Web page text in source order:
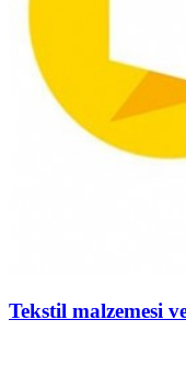
Tekstil malzemesi